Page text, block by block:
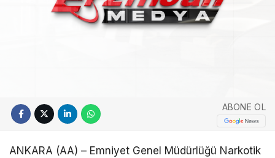
ABONE OL
ANKARA (AA) – Emniyet Genel Müdürlüğü Narkotik